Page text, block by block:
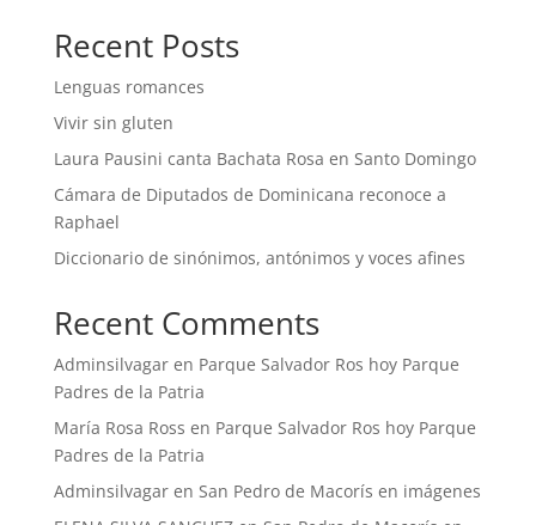
Recent Posts
Lenguas romances
Vivir sin gluten
Laura Pausini canta Bachata Rosa en Santo Domingo
Cámara de Diputados de Dominicana reconoce a
Raphael
Diccionario de sinónimos, antónimos y voces afines
Recent Comments
Adminsilvagaren Parque Salvador Ros hoy Parque
Padres de la Patria
María Rosa Ross en Parque Salvador Ros hoy Parque
Padres de la Patria
Adminsilvagaren San Pedro de Macorís en imágenes